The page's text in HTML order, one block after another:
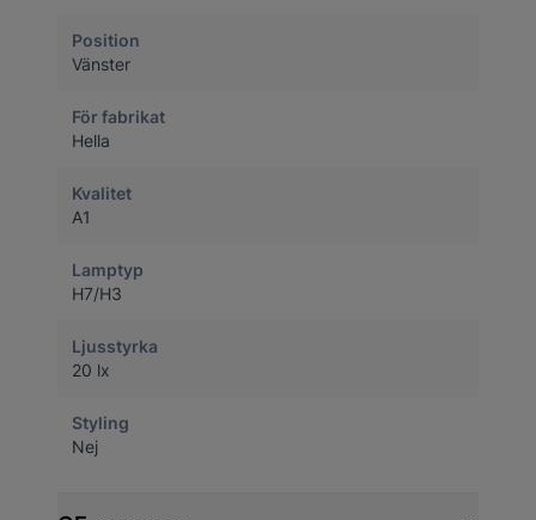
Position
Vänster
För fabrikat
Hella
Kvalitet
A1
Lamptyp
H7/H3
Ljusstyrka
20 lx
Styling
Nej